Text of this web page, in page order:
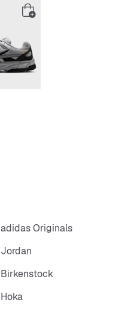
adidas Originals
Jordan
Birkenstock
Hoka